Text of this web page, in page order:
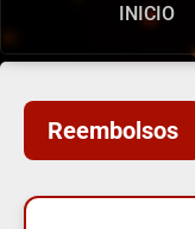
INICIO
Reembolsos